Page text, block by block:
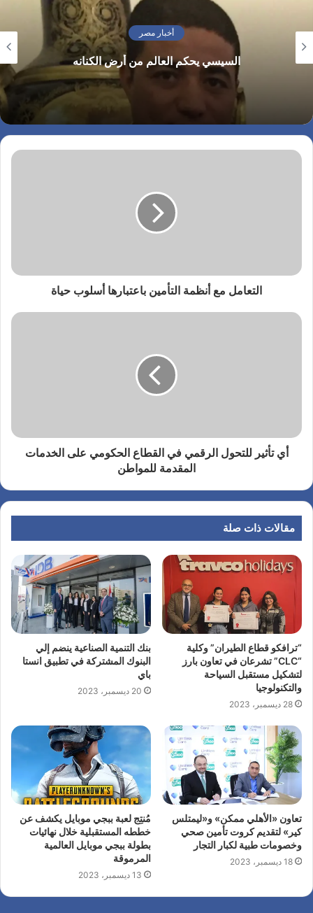
أخبار مصر
السيسي يحكم العالم من أرض الكنانه
التعامل مع أنظمة التأمين باعتبارها أسلوب حياة
أي تأثير للتحول الرقمي في القطاع الحكومي على الخدمات
المقدمة للمواطن
مقالات ذات صلة
“ترافكو قطاع الطيران” وكلية
“CLC” تشرعان في تعاون بارز
لتشكيل مستقبل السياحة
والتكنولوجيا
28 ديسمبر، 2023
بنك التنمية الصناعية ينضم إلي
البنوك المشتركة في تطبيق انستا
باي
20 ديسمبر، 2023
تعاون «الأهلي ممكن» و«ليمتلس
كير» لتقديم كروت تأمين صحي
وخصومات طبية لكبار التجار
18 ديسمبر، 2023
مُنتِج لعبة ببجي موبايل يكشف عن
خططه المستقبلية خلال نهائيات
بطولة ببجي موبايل العالمية
المرموقة
13 ديسمبر، 2023